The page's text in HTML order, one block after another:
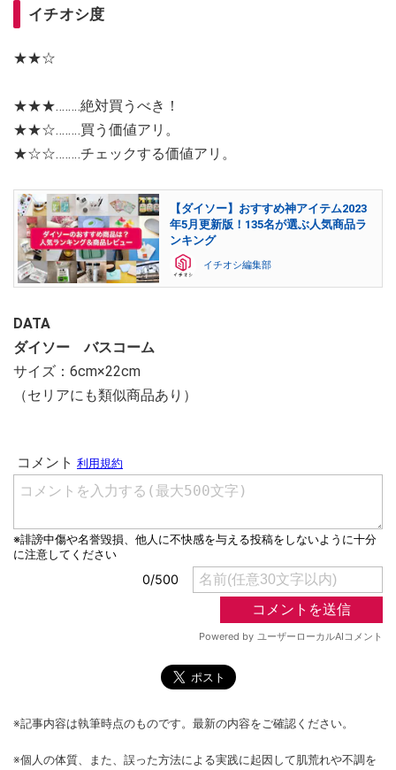
イチオシ度
★★☆
★★★‥‥‥‥絶対買うべき！
★★☆‥‥‥‥買う価値アリ。
★☆☆‥‥‥‥チェックする価値アリ。
【ダイソー】おすすめ神アイテム2023
年5月更新版！135名が選ぶ人気商品ラ
ンキング
イチオシ編集部
DATA
ダイソー バスコーム
サイズ：6cm×22cm
（セリアにも類似商品あり）
※記事内容は執筆時点のものです。最新の内容をご確認ください。
※個人の体質、また、誤った方法による実践に起因して肌荒れや不調を